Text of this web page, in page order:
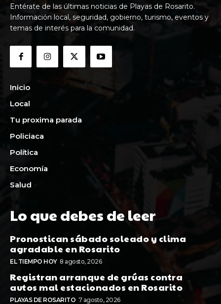
Entérate de las últimas noticias de Playas de Rosarito.
Información local, seguridad, gobierno, turismo, eventos y
temas de interés para la comunidad.
Inicio
Local
Tu proxima parada
Policiaca
Política
Economía
Salud
Lo que debes de leer
Pronostican sábado soleado y clima
agradable en Rosarito
EL TIEMPO HOY 8 agosto, 2026
Registran arranque de grúas contra
autos mal estacionados en Rosarito
PLAYAS DE ROSARITO 7 agosto, 2026